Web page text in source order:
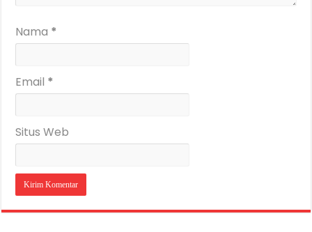
Nama *
Email *
Situs Web